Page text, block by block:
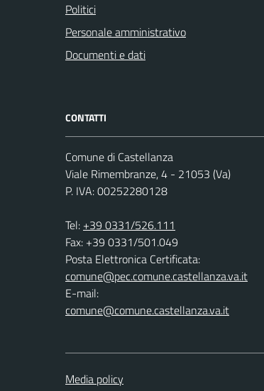
Politici
Personale amministrativo
Documenti e dati
CONTATTI
Comune di Castellanza
Viale Rimembranze, 4 - 21053 (Va)
P. IVA: 00252280128
Tel: +39 0331/526.111
Fax: +39 0331/501.049
Posta Elettronica Certificata:
comune@pec.comune.castellanza.va.it
E-mail:
comune@comune.castellanza.va.it
Media policy